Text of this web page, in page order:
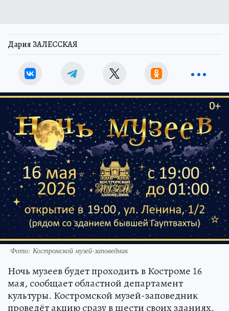
Дария ЗАЛЕССКАЯ
Фото: Костромской музей-заповедник
Ночь музеев будет проходить в Костроме 16
мая, сообщает областной департамент
культуры. Костромской музей-заповедник
проведёт акцию сразу в шести своих зданиях.